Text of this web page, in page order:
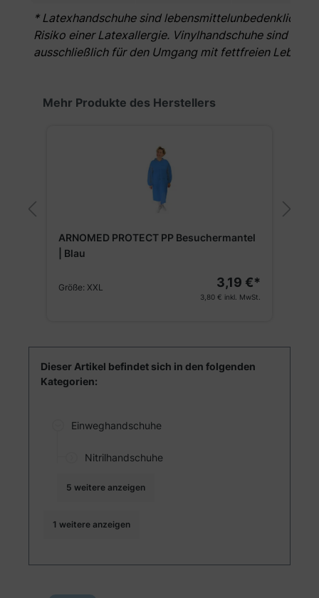
* Latexhandschuhe sind lebensmittelunbedenklich.
Risiko einer Latexallergie. Vinylhandschuhe sind
ausschließlich für den Umgang mit fettfreien
Produktgalerie überspringen
Mehr Produkte des Herstellers
ARNOMED PROTECT PP Besuchermantel
| Blau
Größe: XXL 3,19 €*
3,80 € inkl. MwSt.
Dieser Artikel befindet sich in den folgenden
Kategorien:
Einweghandschuhe
Nitrilhandschuhe
5 weitere anzeigen
1 weitere anzeigen